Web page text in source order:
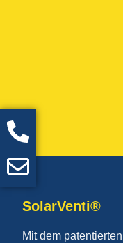
SolarVenti®
Mit dem